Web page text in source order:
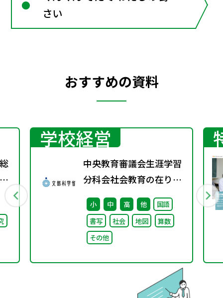
さい
おすすめの資料
学校経営
中央教育審議会生涯学習
分科会社会教育の在り方
に関する特別部会（第1
回） 配布資料
小 中 高 他
国語
書写
社会 地図
算数
その他